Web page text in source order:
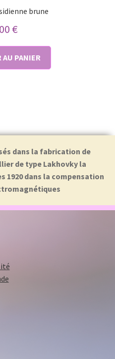
brune
€
AU PANIER
dans la fabrication de
de type Lakhovky la
1920 dans la compensation